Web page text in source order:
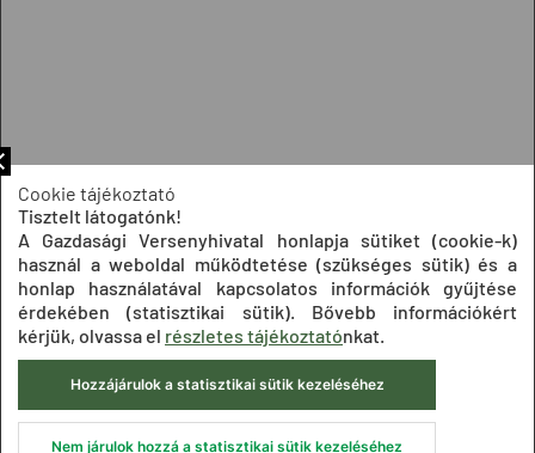
Cookie tájékoztató
Tisztelt látogatónk!
A Gazdasági Versenyhivatal honlapja sütiket (cookie-k)
használ a weboldal működtetése (szükséges sütik) és a
honlap használatával kapcsolatos információk gyűjtése
érdekében (statisztikai sütik). Bővebb információkért
kérjük, olvassa el részletes tájékoztatónkat.
Hozzájárulok a statisztikai sütik kezeléséhez
Nem járulok hozzá a statisztikai sütik kezeléséhez